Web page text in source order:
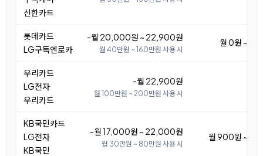
신한카드
롯데카드
LG구독엔로카
-월 20,000원 ~ 22,900원
월 40만원 ~ 160만원 사용 시
월 0원 ~
우리카드
LG전자
우리카드
-월 22,900원
월 100만원 ~ 200만원 사용 시
KB국민카드
LG전자
KB국민
-월 17,000원 ~ 22,000원
월 30만원 ~ 80만원 사용 시
월 900원 ~